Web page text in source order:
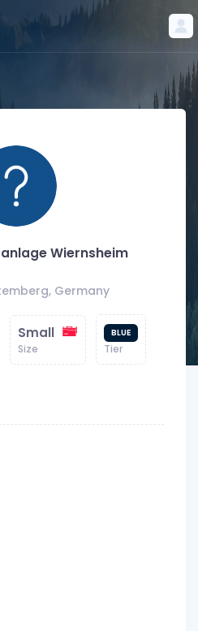
Wiernsheim
Germany
Small
Size
BLUE
Tier